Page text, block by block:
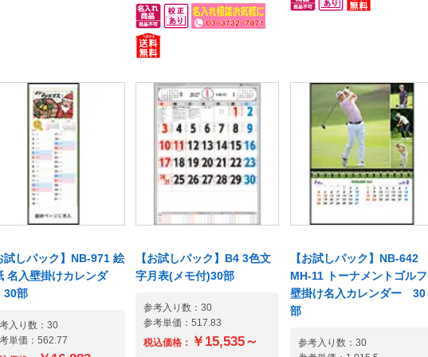
がら掲示板に貼られた
のように一日一日の情
目立つようデザインさ
使いやすい壁掛けカレ
ー。VEGETABLA OIL
・EFC。※こちらの商品
部以上1部からお求めい
ける商品もご用意して
ます。【名入れ指示が
からダウンロードして
用頂けます】出力して
入の上、FAXまたはスキ
下さい。【法人様限
予算・用途に合わせて
番人気のカレンダーです。
六曜はもちろんのことその
月の年中行事や、星座、誕
ておりますので、女性向け
のアクセサリーショップや
フラワーショップなどでは
販促企画を立てるのにも重
宝します。一年間毎日見る
ものだから名入れカレンダ
ーのPR効果は抜群です。※
からお求めいただける商品
【名入れ指示が苦手な方は
専用注文用紙を下記からダ
ます】出力してご記入の
上、FAXまたはスキャンデー
タをメールにてお送り下さ
りました!。昭和・平成を表
ただける商品もご用意して
おります。【名入れ指示が
苦手な方は専用注文用紙を
下記からダウンロードして
ご利用頂けます】出力して
ご記入の上、FAXまたはスキ
ャンデータをメールにてお
送り下さい。【法人様限
定】予算・用途に合わせて
まだ早い! 在庫と納期のお
問い合わせ大歓迎!他店で販
売終了となってしまったカ
レンダーの在庫もまずはお
ンダー通販50年以上の信頼
試しパック】NB-971 絵
名入壁掛けカレンダ
部
入り数：30
単価：562.77
【お試しパック】B4 3色文
字月表(メモ付)30部
参考入り数：30
参考単価：517.83
税込価格： ￥15,535～
【お試しパック】NB-642
MH-11 トーナメントゴルフ
壁掛け名入カレンダー 30
部
参考入り数：30